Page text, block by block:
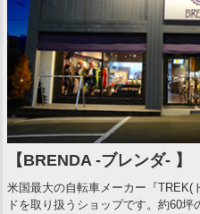
【BRENDA -ブレンダ- 】
米国最大の自転車メーカー『TREK(
ドを取り扱うショップです。約60